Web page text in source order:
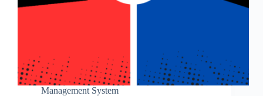
Management System